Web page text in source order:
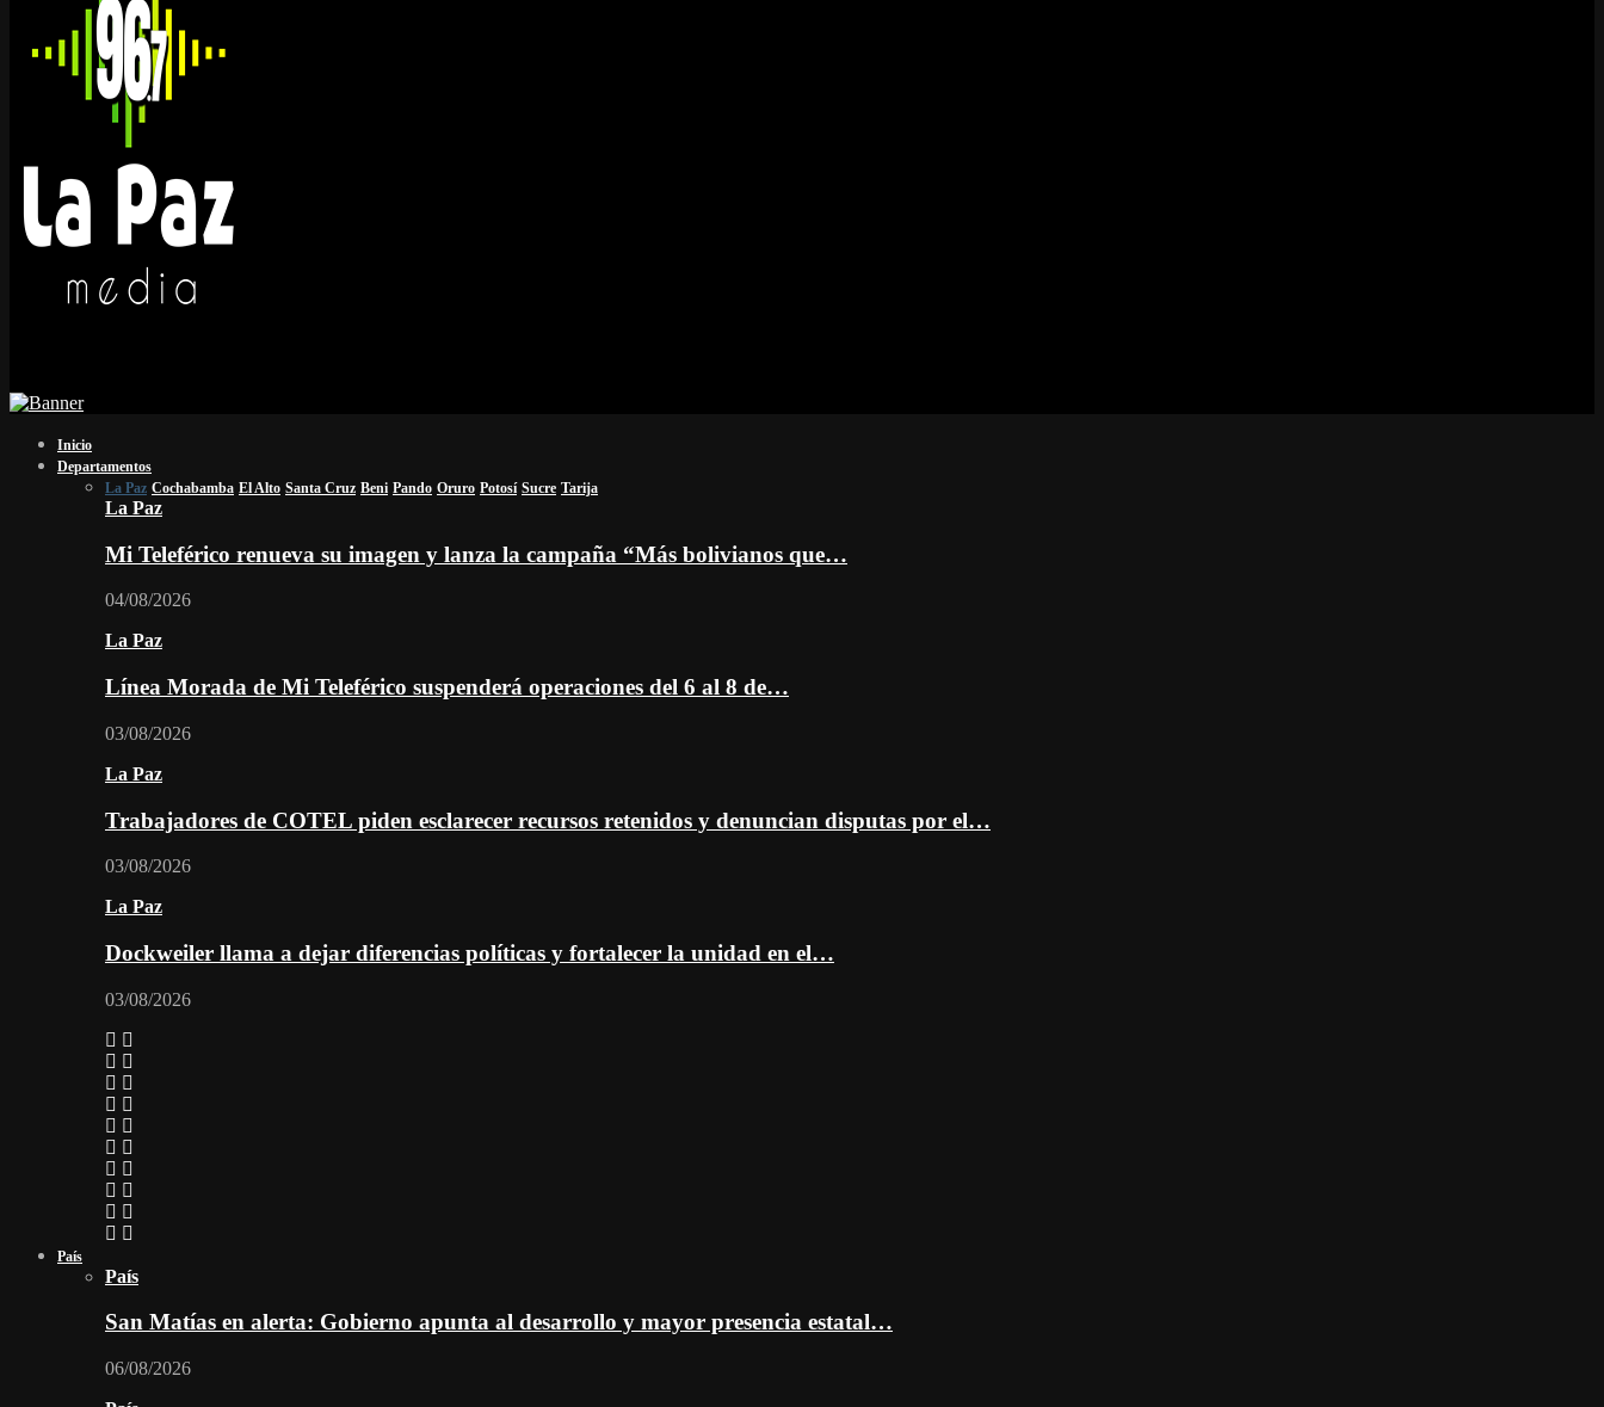
Inicio
Departamentos
La Paz Cochabamba El Alto Santa Cruz Beni Pando Oruro Potosí Sucre Tarija
La Paz
Mi Teleférico renueva su imagen y lanza la campaña “Más bolivianos que…
04/08/2026
La Paz
Línea Morada de Mi Teleférico suspenderá operaciones del 6 al 8 de…
03/08/2026
La Paz
Trabajadores de COTEL piden esclarecer recursos retenidos y denuncian disputas por el…
03/08/2026
La Paz
Dockweiler llama a dejar diferencias políticas y fortalecer la unidad en el…
03/08/2026
País
País
San Matías en alerta: Gobierno apunta al desarrollo y mayor presencia estatal…
06/08/2026